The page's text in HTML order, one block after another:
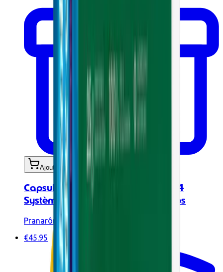
Ajouter au panier
Capsules aux huiles essentielles - 4
Système immunitaire BIO - 30 caps
Pranarôm
€45.95